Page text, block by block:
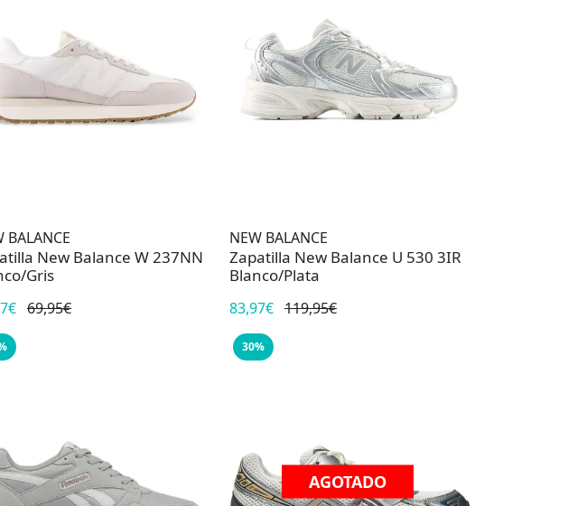
BALANCE
New Balance W 237NN
Gris
69,95€
NEW BALANCE
Zapatilla New Balance U 530 3IR
Blanco/Plata
83,97€ 119,95€
30%
AGOTADO